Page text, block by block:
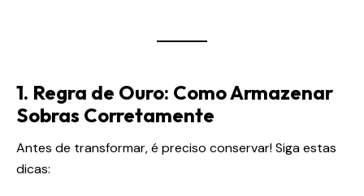
1. Regra de Ouro: Como Armazenar
Sobras Corretamente
Antes de transformar, é preciso conservar! Siga estas
dicas: